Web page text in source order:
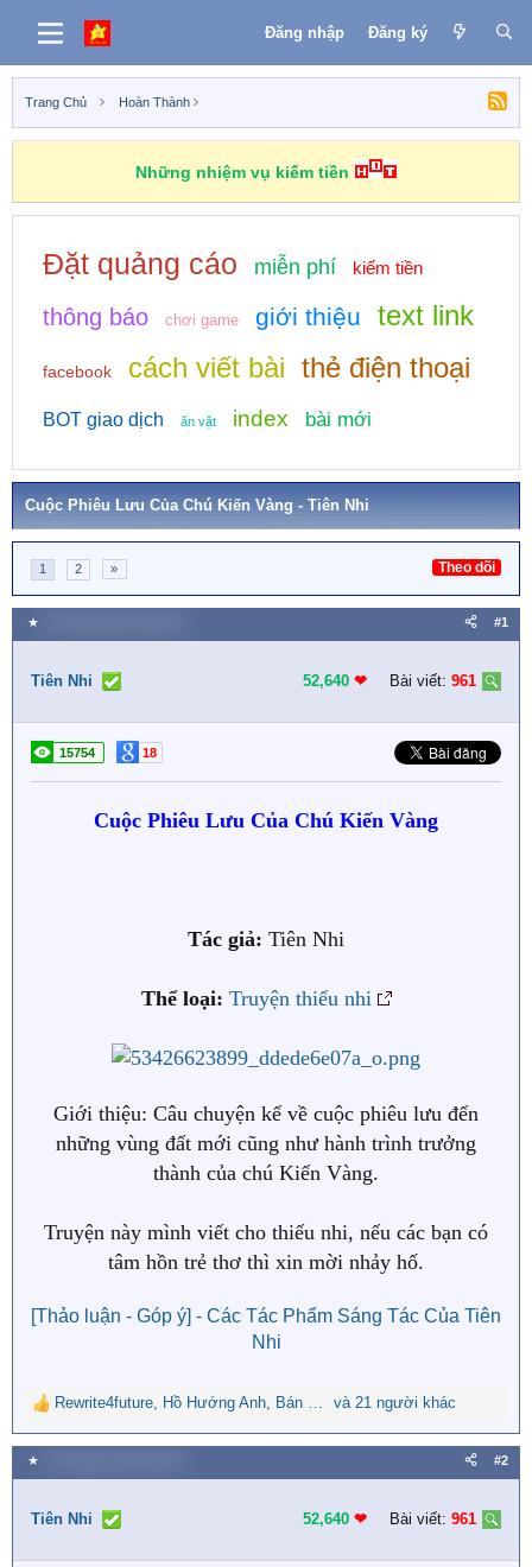
Đăng nhập Đăng ký
Trang Chủ Hoàn Thành
Những nhiệm vụ kiếm tiền
Đặt quảng cáo miễn phí kiếm tiền
thông báo chơi game giới thiệu text link
facebook cách viết bài thẻ điện thoại
BOT giao dịch ăn vặt index bài mới
Cuộc Phiêu Lưu Của Chú Kiến Vàng - Tiên Nhi
1 2 » Theo dõi
★ #1
Tiên Nhi 52,640 ❤︎ Bài viết: 961
15754 18
Cuộc Phiêu Lưu Của Chú Kiến Vàng
Tác giả: Tiên Nhi
Thể loại: Truyện thiếu nhi
Giới thiệu: Câu chuyện kể về cuộc phiêu lưu đến
những vùng đất mới cũng như hành trình trưởng
thành của chú Kiến Vàng.
Truyện này mình viết cho thiếu nhi, nếu các bạn có
tâm hồn trẻ thơ thì xin mời nhảy hố.
[Thảo luận - Góp ý] - Các Tác Phẩm Sáng Tác Của Tiên
Nhi
R
e
a
c
i
n
Rewrite4future, Hồ Hướng Anh, Bán Nguyệt và 21 người khác
★ #2
Tiên Nhi 52,640 ❤︎ Bài viết: 961